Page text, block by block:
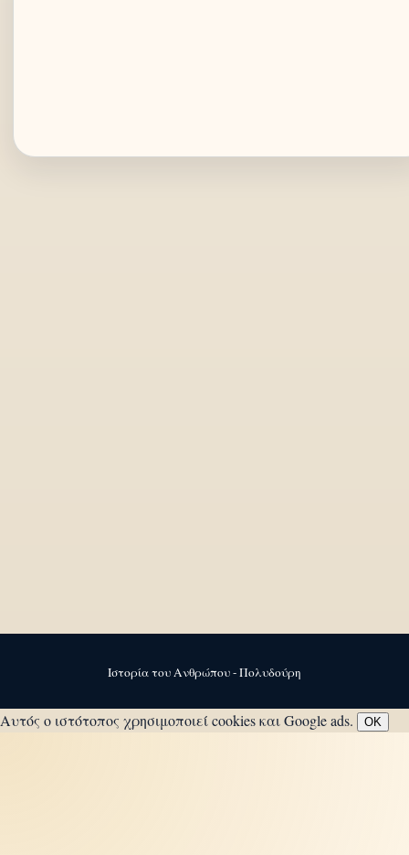
Ιστορία του Ανθρώπου - Πολυδούρη
Αυτός ο ιστότοπος χρησιμοποιεί cookies και Google ads. OK